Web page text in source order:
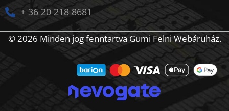
+ 36 20 218 8681
© 2026 Minden jog fenntartva Gumi Felni Webáruház.